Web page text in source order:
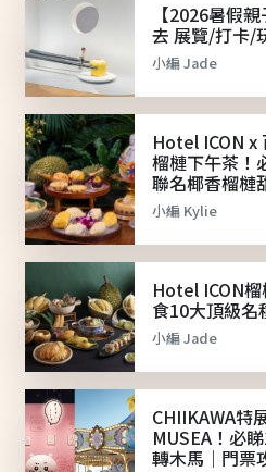
【2026暑假
去 展覽/打卡/
小編 Jade
Hotel ICON x
榴槤下午茶！
聯名椰香榴槤
小編 Kylie
Hotel ICON
食10大頂級
小編 Jade
CHIIKAWA特
MUSEA！必
轉木馬｜門票